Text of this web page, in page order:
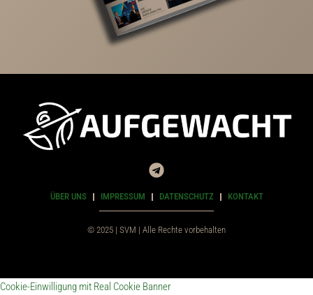
ÜBER UNS IMPRESSUM DATENSCHUTZ KONTAKT
© 2025 | SVM | Alle Rechte vorbehalten
Cookie-Einwilligung mit Real Cookie Banner